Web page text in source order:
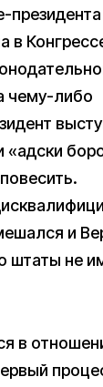
в
чему-либо
и
штаты не
в